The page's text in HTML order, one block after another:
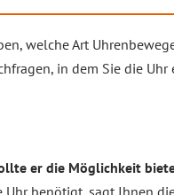
welche Art
in dem Sie die Uhr
er die Möglichkeit
benötigt, sagt Ihnen